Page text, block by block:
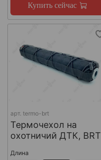
Купить сейчас
арт. termo-brt
Термочехол на
охотничий ДТК, BRT
Длина